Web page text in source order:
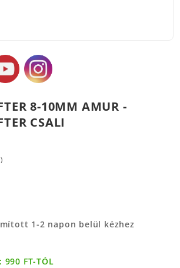
8-10MM AMUR -
CSALI
1-2 napon belül kézhez
990 FT-TÓL